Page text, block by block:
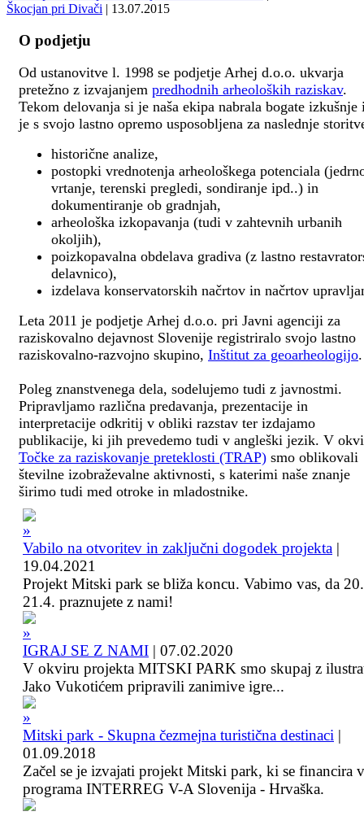
Škocjan pri Divači | 13.07.2015
O podjetju
Od ustanovitve l. 1998 se podjetje Arhej d.o.o. ukvarja
pretežno z izvajanjem predhodnih arheoloških raziskav.
Tekom delovanja si je naša ekipa nabrala bogate izkušnje
je s svojo lastno opremo usposobljena za naslednje
historične analize,
postopki vrednotenja arheološkega potenciala
vrtanje, terenski pregledi, sondiranje ipd..) in
dokumentiranje ob gradnjah,
arheološka izkopavanja (tudi v zahtevnih urbanih
okoljih),
poizkopavalna obdelava gradiva (z lastno
delavnico),
izdelava konservatorskih načrtov in načrtov
Leta 2011 je podjetje Arhej d.o.o. pri Javni agenciji za
raziskovalno dejavnost Slovenije registriralo svojo lastno
raziskovalno-razvojno skupino, Inštitut za geoarheologijo.
Poleg znanstvenega dela, sodelujemo tudi z javnostmi.
Pripravljamo različna predavanja, prezentacije in
interpretacije odkritij v obliki razstav ter izdajamo
publikacije, ki jih prevedemo tudi v angleški jezik. V
Točke za raziskovanje preteklosti (TRAP) smo oblikovali
številne izobraževalne aktivnosti, s katerimi naše znanje
širimo tudi med otroke in mladostnike.
Vabilo na otvoritev in zaključni dogodek projekta |
19.04.2021
Projekt Mitski park se bliža koncu. Vabimo vas, da
21.4. praznujete z nami!
IGRAJ SE Z NAMI | 07.02.2020
V okviru projekta MITSKI PARK smo skupaj z
Jako Vukotićem pripravili zanimive igre...
Mitski park - Skupna čezmejna turistična destinaci |
01.09.2018
Začel se je izvajati projekt Mitski park, ki se financira
programa INTERREG V-A Slovenija - Hrvaška.